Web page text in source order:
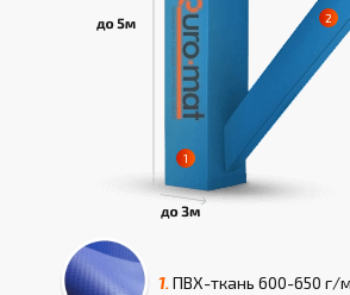
1. ПВХ-ткань 600-650 г/